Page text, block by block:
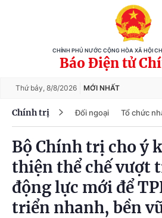
CHÍNH PHỦ NƯỚC CỘNG HÒA XÃ HỘI
Báo Điện tử
Thứ bảy, 8/8/2026 MỚI NHẤT
Chính trị Đối ngoại Tổ chức
Bộ Chính trị cho ý
thiện thể chế vượt
động lực mới để
triển nhanh, bền